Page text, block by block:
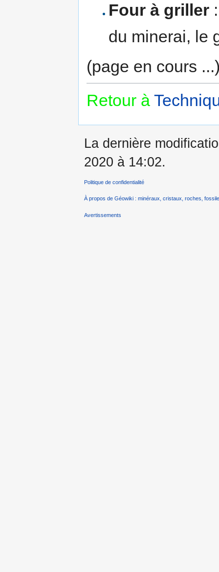
Four à griller:
du minerai, le
(page en cours
Retour à
La dernière
2020 à 14:02.
Politique de confidentialité
À propos de Géowiki : minéraux, cristaux, roches,
Avertissements